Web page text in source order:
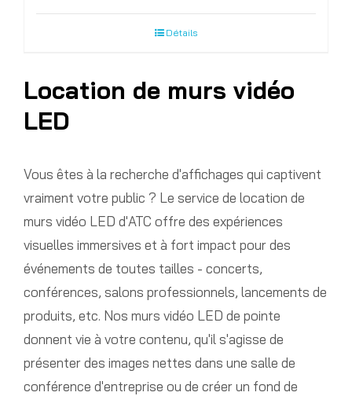
Détails
Location de murs vidéo
LED
Vous êtes à la recherche d'affichages qui captivent
vraiment votre public ? Le service de location de
murs vidéo LED d'ATC offre des expériences
visuelles immersives et à fort impact pour des
événements de toutes tailles - concerts,
conférences, salons professionnels, lancements de
produits, etc. Nos murs vidéo LED de pointe
donnent vie à votre contenu, qu'il s'agisse de
présenter des images nettes dans une salle de
conférence d'entreprise ou de créer un fond de